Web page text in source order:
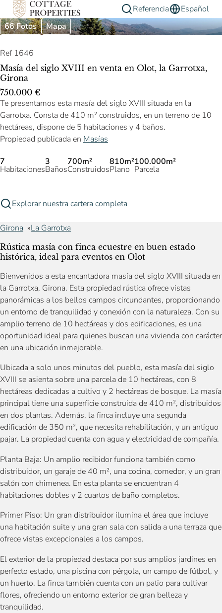
Referencia
Español
66 Fotos
Mapa
Ref 1646
Masía del siglo XVIII en venta en Olot, la Garrotxa,
Girona
750.000 €
Te presentamos esta masía del siglo XVIII situada en la
Garrotxa. Consta de 410 m² construidos, en un terreno de 10
hectáreas, dispone de 5 habitaciones y 4 baños.
Propiedad publicada en Masías
7
Habitaciones
3
Baños
700m²
Construidos
810m²
Plano
100.000m²
Parcela
Explorar nuestra cartera completa
Girona La Garrotxa
Rústica masía con finca ecuestre en buen estado
histórica, ideal para eventos en Olot
Bienvenidos a esta encantadora masía del siglo XVIII situada en
la Garrotxa, Girona. Esta propiedad rústica ofrece vistas
panorámicas a los bellos campos circundantes, proporcionando
un entorno de tranquilidad y conexión con la naturaleza. Con su
amplio terreno de 10 hectáreas y dos edificaciones, es una
oportunidad ideal para quienes buscan una vivienda con carácter
en una ubicación inmejorable.
Ubicada a solo unos minutos del pueblo, esta masía del siglo
XVIII se asienta sobre una parcela de 10 hectáreas, con 8
hectáreas dedicadas a cultivo y 2 hectáreas de bosque. La masía
principal tiene una superficie construida de 410 m², distribuidos
en dos plantas. Además, la finca incluye una segunda
edificación de 350 m², que necesita rehabilitación, y un antiguo
pajar. La propiedad cuenta con agua y electricidad de compañía.
Planta Baja: Un amplio recibidor funciona también como
distribuidor, un garaje de 40 m², una cocina, comedor, y un gran
salón con chimenea. En esta planta se encuentran 4
habitaciones dobles y 2 cuartos de baño completos.
Primer Piso: Un gran distribuidor ilumina el área que incluye
una habitación suite y una gran sala con salida a una terraza que
ofrece vistas excepcionales a los campos.
El exterior de la propiedad destaca por sus amplios jardines en
perfecto estado, una piscina con pérgola, un campo de fútbol, y
un huerto. La finca también cuenta con un patio para cultivar
flores, ofreciendo un entorno exterior de gran belleza y
tranquilidad.